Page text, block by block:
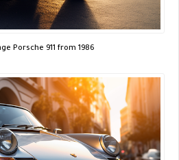
Porsche 911 from 1986